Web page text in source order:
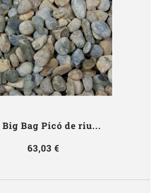
Big Bag Picó de riu...
63,03 €